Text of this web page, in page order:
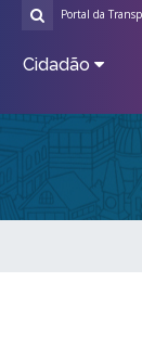
Portal da
Cidadão